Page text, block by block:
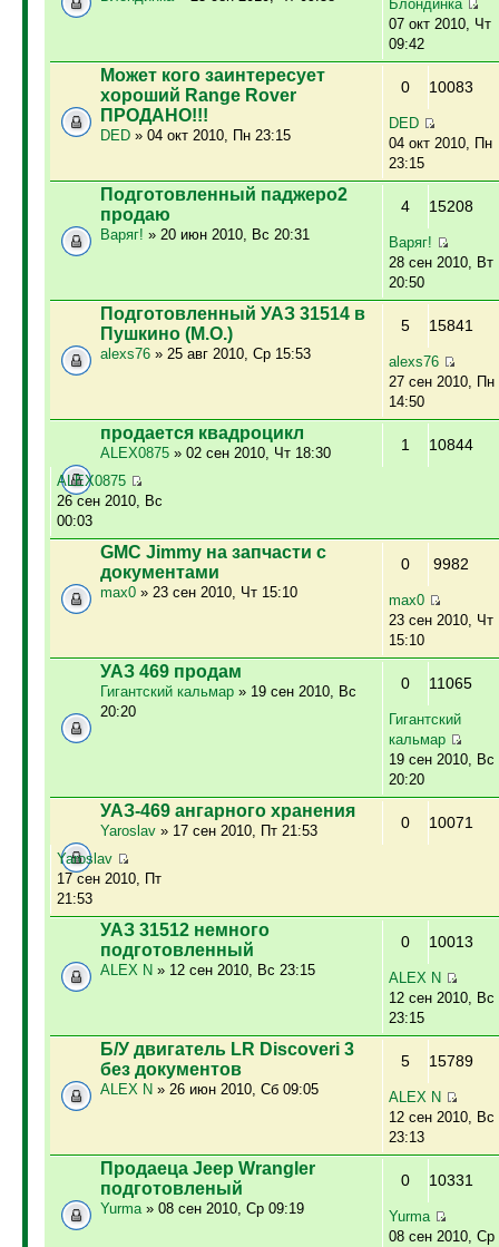
Блондинка
07 окт 2010, Чт
09:42
Может кого заинтересует
хороший Range Rover
ПРОДАНО!!!
DED» 04 окт 2010, Пн 23:15
0 10083
DED
04 окт 2010, Пн
23:15
Подготовленный паджеро2
продаю
Варяг! » 20 июн 2010, Вс 20:31
4 15208
Варяг!
28 сен 2010, Вт
20:50
Подготовленный УАЗ 31514 в
Пушкино (М.О.)
alexs76» 25 авг 2010, Ср 15:53
5 15841
alexs76
27 сен 2010, Пн
14:50
продается квадроцикл
ALEX0875» 02 сен 2010, Чт 18:30 1 10844
ALEX0875
26 сен 2010, Вс
00:03
GMC Jimmy на запчасти с
документами
max0» 23 сен 2010, Чт 15:10
0 9982
max0
23 сен 2010, Чт
15:10
УАЗ 469 продам
Гигантский кальмар» 19 сен 2010, Вс
20:20
0 11065
Гигантский
кальмар
19 сен 2010, Вс
20:20
УАЗ-469 ангарного хранения
Yaroslav» 17 сен 2010, Пт 21:53 0 10071
Yaroslav
17 сен 2010, Пт
21:53
УАЗ 31512 немного
подготовленный
ALEX N » 12 сен 2010, Вс 23:15
0 10013
ALEX N
12 сен 2010, Вс
23:15
Б/У двигатель LR Discoveri 3
без документов
ALEX N » 26 июн 2010, Сб 09:05
5 15789
ALEX N
12 сен 2010, Вс
23:13
Продаеца Jeep Wrangler
подготовленый
Yurma» 08 сен 2010, Ср 09:19
0 10331
Yurma
08 сен 2010, Ср